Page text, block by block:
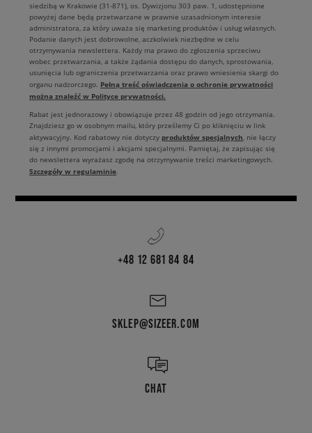
siedzibą w Krakowie (31-871), os. Dywizjonu 303 paw. 1, udostępnione
powyżej dane będą przetwarzane w prawnie uzasadnionym interesie
administratora, za który uważa się marketing produktów i usług własnych.
Podanie danych jest dobrowolne, aczkolwiek niezbędne w celu
otrzymywania newslettera. Każdy ma prawo do zgłoszenia sprzeciwu
wobec przetwarzania, a także żądania dostępu do danych, sprostowania,
usunięcia lub ograniczenia przetwarzania oraz prawo wniesienia skargi do
organu nadzorczego. Pełną treść oświadczenia o ochronie prywatności
można znaleźć w Polityce prywatności.
Rabat jest jednorazowy i obowiązuje przez 48 godzin od jego otrzymania.
Znajdziesz go w osobnym mailu, który prześlemy Ci po kliknięciu w link
aktywacyjny. Kod rabatowy nie dotyczy produktów specjalnych, nie łączy
się z innymi promocjami i akcjami specjalnymi. Pamiętaj, że zapisując się
do newslettera wyrażasz zgodę na otrzymywanie treści marketingowych.
Szczegóły w regulaminie.
+48 12 681 84 84
SKLEP@SIZEER.COM
CHAT